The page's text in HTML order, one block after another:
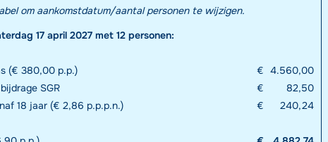
om aankomstdatum/aantal personen te wijzigen.
17 april 2027 met 12 personen:
(€ 380,00 p.p.) € 4.560,00
SGR €
82,50
18 jaar (€ 2,86 p.p.p.n.) € 240,24